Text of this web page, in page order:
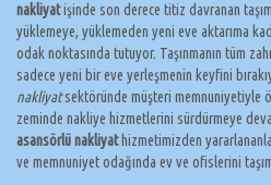
nakliyatişinde son derece titiz davranan
yüklemeye, yüklemeden yeni eve aktarıma
odak noktasında tutuyor. Taşınmanın tüm
sadece yeni bir eve yerleşmenin keyfini
nakliyatsektöründe müşteri memnuniyetiyle
zeminde nakliye hizmetlerini sürdürmeye
asansörlü nakliyathizmetimizden
ve memnuniyet odağında ev ve ofislerini